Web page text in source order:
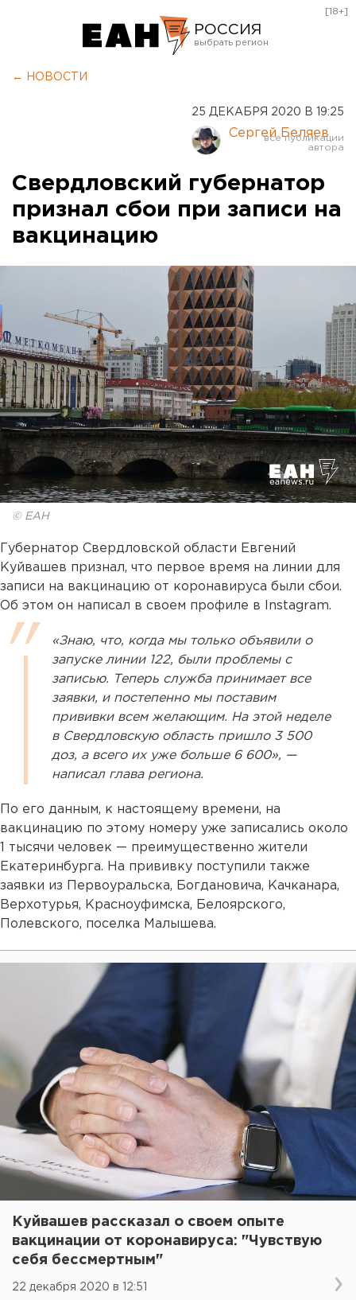
РОССИЯ
Курган
Оренбург
[18+]
← НОВОСТИ
25 ДЕКАБРЯ 2020 В 19:25
Сергей Беляев
Свердловский губернатор
признал сбои при записи на
вакцинацию
© ЕАН
Губернатор Свердловской области Евгений
Куйвашев признал, что первое время на линии для
записи на вакцинацию от коронавируса были сбои.
Об этом он написал в своем профиле в Instagram.
«Знаю, что, когда мы только объявили о
запуске линии 122, были проблемы с
записью. Теперь служба принимает все
заявки, и постепенно мы поставим
прививки всем желающим. На этой неделе
в Свердловскую область пришло 3 500
доз, а всего их уже больше 6 600», —
написал глава региона.
По его данным, к настоящему времени, на
вакцинацию по этому номеру уже записались около
1 тысячи человек — преимущественно жители
Екатеринбурга. На прививку поступили также
заявки из Первоуральска, Богдановича, Качканара,
Верхотурья, Красноуфимска, Белоярского,
Полевского, поселка Малышева.
Куйвашев рассказал о своем опыте
вакцинации от коронавируса: "Чувствую
себя бессмертным"
22 декабря 2020 в 12:51